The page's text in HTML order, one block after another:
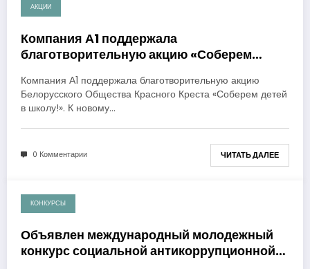
30.08.2019
АКЦИИ
Компания А1 поддержала
благотворительную акцию «Соберем
Компания А1 поддержала благотворительную акцию
Белорусского Общества Красного Креста «Соберем детей
в школу!». К новому…
0 Комментарии ЧИТАТЬ ДАЛЕЕ
26.07.2018
КОНКУРСЫ
Объявлен международный молодежный
конкурс социальной антикоррупционной